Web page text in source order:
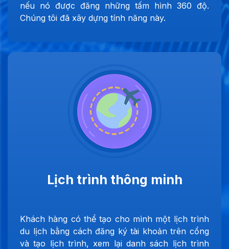
nếu nó được đăng những tấm hình 360 độ.
Chúng tôi đã xây dựng tính năng này.
Lịch trình thông minh
Khách hàng có thể tạo cho mình một lịch trình
du lịch bằng cách đăng ký tài khoản trên cổng
và tạo lịch trình, xem lại danh sách lịch trình